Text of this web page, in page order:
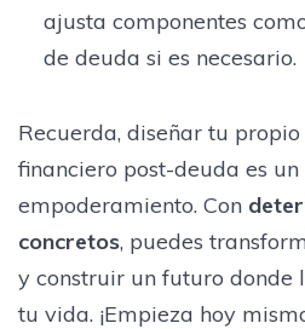
ajusta componentes
de deuda si es necesario.
Recuerda, diseñar tu
financiero post-deuda es un
empoderamiento. Con
concretos, puedes
y construir un futuro donde
tu vida. ¡Empieza hoy